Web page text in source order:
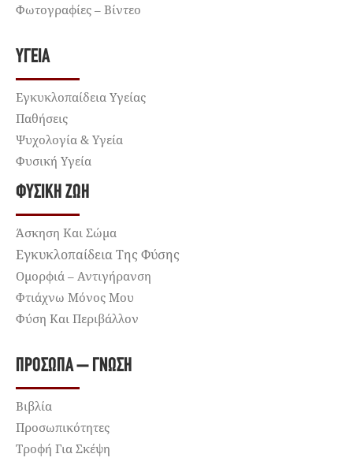
Φωτογραφίες – Βίντεο
ΥΓΕΊΑ
Εγκυκλοπαίδεια Υγείας
Παθήσεις
Ψυχολογία & Υγεία
Φυσική Υγεία
ΦΥΣΙΚΉ ΖΩΉ
Άσκηση Και Σώμα
Εγκυκλοπαίδεια Της Φύσης
Ομορφιά – Αντιγήρανση
Φτιάχνω Μόνος Μου
Φύση Και Περιβάλλον
ΠΡΌΣΩΠΑ – ΓΝΏΣΗ
Βιβλία
Προσωπικότητες
Τροφή Για Σκέψη